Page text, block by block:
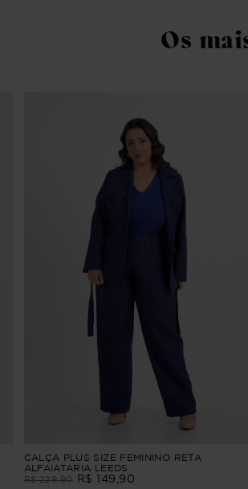
Os
CALÇA PLUS SIZE FEMININO RETA
ALFAIATARIA LEEDS
R$ 229,90 R$ 149 90